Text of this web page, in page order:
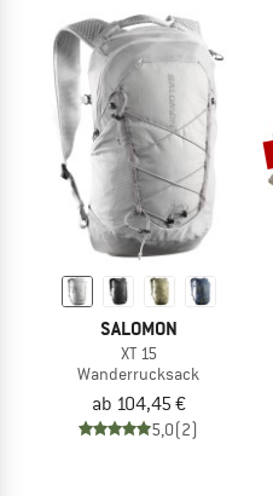
SALOMON
XT 15
Wanderrucksack
ab 104,45 €
5,0(2)